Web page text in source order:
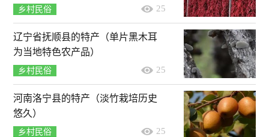
乡村民俗 25
辽宁省抚顺县的特产（单片黑木耳
为当地特色农产品）
乡村民俗 25
河南洛宁县的特产（淡竹栽培历史
悠久）
乡村民俗 25